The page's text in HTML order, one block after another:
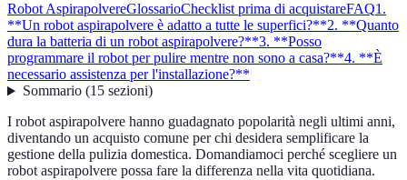
Robot AspirapolvereGlossarioChecklist prima di acquistareFAQ1.
**Un robot aspirapolvere è adatto a tutte le superfici?**2. **Quanto
dura la batteria di un robot aspirapolvere?**3. **Posso
programmare il robot per pulire mentre non sono a casa?**4. **È
necessario assistenza per l'installazione?**
Sommario(15 sezioni)
I robot aspirapolvere hanno guadagnato popolarità negli ultimi anni,
diventando un acquisto comune per chi desidera semplificare la
gestione della pulizia domestica. Domandiamoci perché scegliere un
robot aspirapolvere possa fare la differenza nella vita quotidiana.